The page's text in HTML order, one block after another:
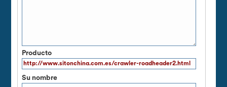
Producto
Su nombre